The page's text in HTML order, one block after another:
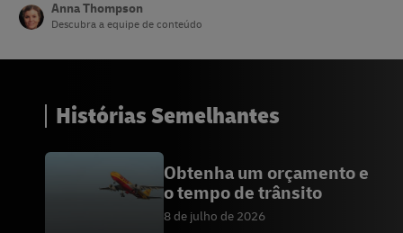
Anna Thompson
Descubra a equipe de conteúdo
Histórias Semelhantes
Obtenha um orçamento e
o tempo de trânsito
8 de julho de 2026